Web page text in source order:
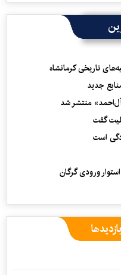
تاریخی کرمانشاه
جدید
منتشر شد
گفت
است
ورودی گرگان